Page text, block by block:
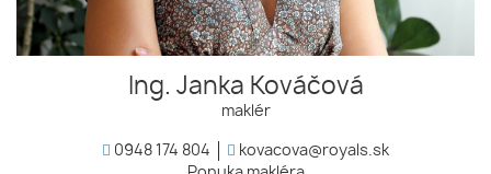
Ing. Janka Kováčová
maklér
0948 174 804
kovacova@royals.sk